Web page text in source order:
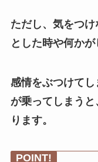
ただし、気をつ
とした時や何かが
感情をぶつけて
が乗ってしまう
ります。
POINT!